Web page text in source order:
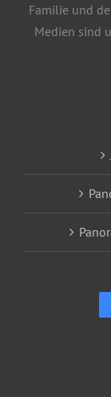
Familie und
Medien sind